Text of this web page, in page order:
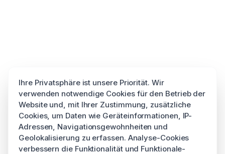
Ihre Privatsphäre ist unsere Priorität. Wir
verwenden notwendige Cookies für den Betrieb der
Website und, mit Ihrer Zustimmung, zusätzliche
Cookies, um Daten wie Geräteinformationen, IP-
Adressen, Navigationsgewohnheiten und
Geolokalisierung zu erfassen. Analyse-Cookies
verbessern die Funktionalität und Funktionale-